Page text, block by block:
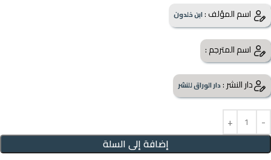
اسم المؤلف :ابن خلدون
اسم المترجم :
دار النشر :دار الوراق للنشر
إضافة إلى السلة